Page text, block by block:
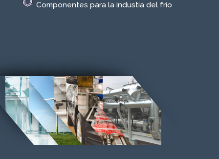
Componentes para la industia del frío